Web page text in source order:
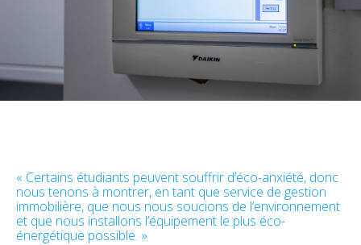
« Certains étudiants peuvent souffrir d’éco-anxiété, donc
nous tenons à montrer, en tant que service de gestion
immobilière, que nous nous soucions de l’environnement
et que nous installons l’équipement le plus éco-
énergétique possible. »